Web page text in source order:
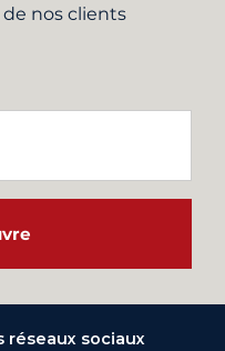
nos clients
réseaux sociaux